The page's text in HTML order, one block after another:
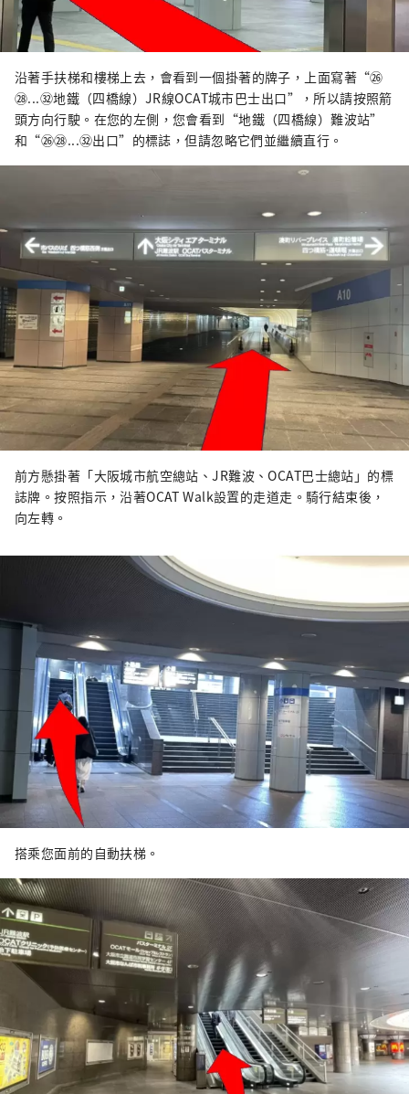
沿著手扶梯和樓梯上去，會看到一個掛著的牌子，上面寫著“㉖
㉘...㉜地鐵（四橋線）JR線OCAT城市巴士出口”，所以請按照箭
頭方向行駛。在您的左側，您會看到“地鐵（四橋線）難波站”
和“㉖㉘...㉜出口”的標誌，但請忽略它們並繼續直行。
前方懸掛著「大阪城市航空總站、JR難波、OCAT巴士總站」的標
誌牌。按照指示，沿著OCAT Walk設置的走道走。騎行結束後，
向左轉。
搭乘您面前的自動扶梯。